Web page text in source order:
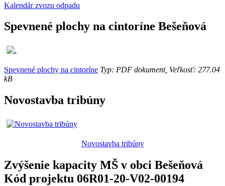
Kalendár zvozu odpadu
Spevnené plochy na cintoríne Bešeňová
Spevnené plochy na cintoríne Typ: PDF dokument, Veľkosť: 277.04
kB
Novostavba tribúny
Novostavba tribúny
Zvýšenie kapacity MŠ v obci Bešeňová
Kód projektu 06R01-20-V02-00194